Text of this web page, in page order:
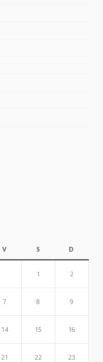
V S D
1 2
7 8 9
14 15 16
21 22 23